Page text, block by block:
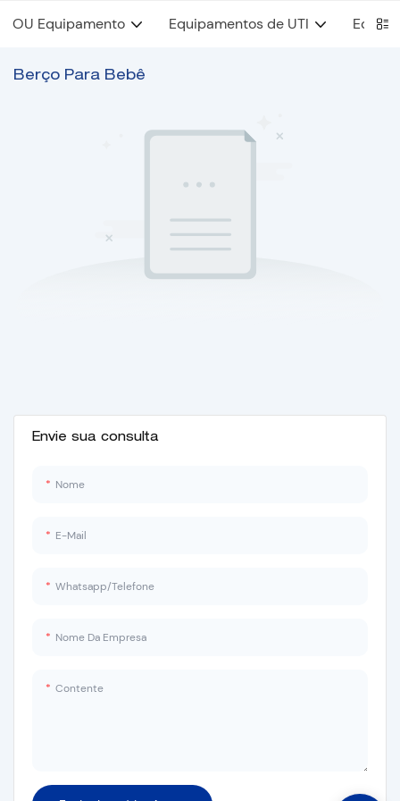
OU Equipamento Equipamentos de UTI
Berço Para Bebê
Envie sua consulta
Nome
E-Mail
Whatsapp/Telefone
Nome Da Empresa
Contente